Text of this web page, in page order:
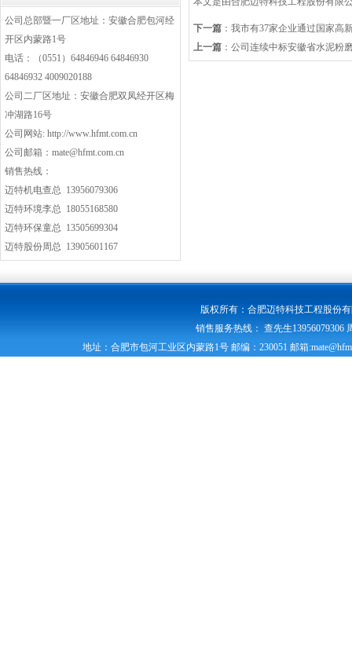
公司总部暨一厂区地址：安徽合肥包河经
开区内蒙路1号
电话：（0551）64846946 64846930
64846932 4009020188
公司二厂区地址：安徽合肥双凤经开区梅
冲湖路16号
公司网站: http://www.hfmt.com.cn
公司邮箱： mate@hfmt.com.cn
销售热线 ：
迈特机电查总 13956079306
迈特环境李总 18055168580
迈特环保童总 13505699304
迈特股份周总 13905601167
下一篇 ：我市有37家企业通过国家高
上一篇 ：公司连续中标安徽省水泥粉
版权所有：合肥迈特科技工程股份有
销售服务热线： 查先生13956079306
地址：合肥市包河工业区内蒙路1号 邮编：230051 邮箱